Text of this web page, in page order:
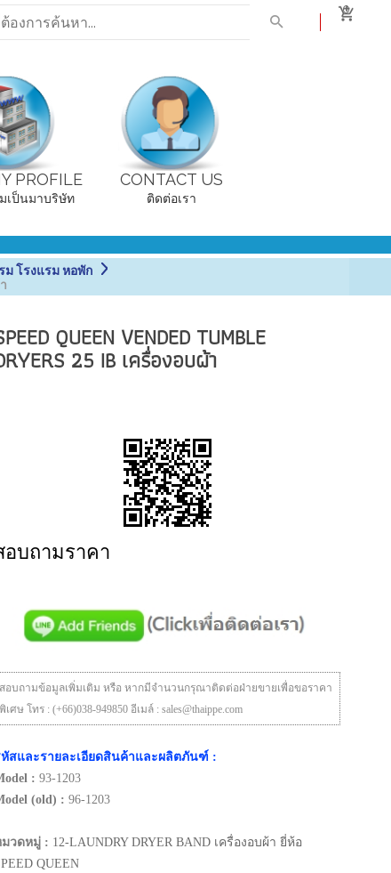
0
PROFILE
เป็นมาบริษัท
CONTACT US
ติดต่อเรา
ม โรงแรม หอพัก
QUEEN VENDED TUMBLE
25 IB เครื่องอบผ้า
อบถามราคา
สอบถามข้อมูลเพิ่มเติม หรือ หากมีจำนวนกรุณาติดต่อฝ่ายขายเพื่อขอราคา
พิเศษ โทร : (+66)038-949850 อีเมล์ : sales@thaippe.com
สและรายละเอียดสินค้าและผลิตภันฑ์ :
: 93-1203
(old) : 96-1203
วดหมู่ : 12-LAUNDRY DRYER BAND เครื่องอบผ้า ยี่ห้อ
QUEEN